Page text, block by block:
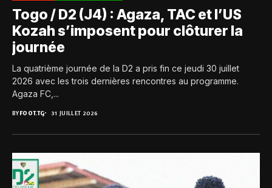
Togo / D2 (J4) : Agaza, TAC et l’US
Kozah s’imposent pour clôturer la
journée
La quatrième journée de la D2 a pris fin ce jeudi 30 juillet
2026 avec les trois dernières rencontres au programme.
Agaza FC,...
BYFOOT.TG 31 JUILLET 2026